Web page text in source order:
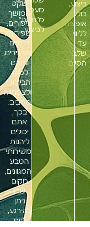
ביצוע,
כולל
אופציה
לליווי
עד
שלב
הסיום
מעבר
מ"חלום"
לביצוע
שקט
המושך
ציפורים,
שפיריות,
דו חיים
ופרפרים,
ותורם
למגוון
הביולוגי
ולצמחייה
מסביב.
בכך,
אתם
יכולים
ליהנות
משירותי
הטבע
המגוונים,
מקום
שבו
ניתן
להירגע,
לנוח,